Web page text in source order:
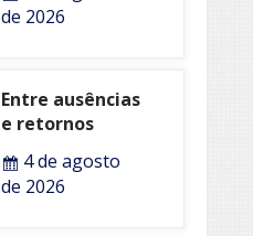
de 2026
Entre ausências
e retornos
4 de agosto
de 2026